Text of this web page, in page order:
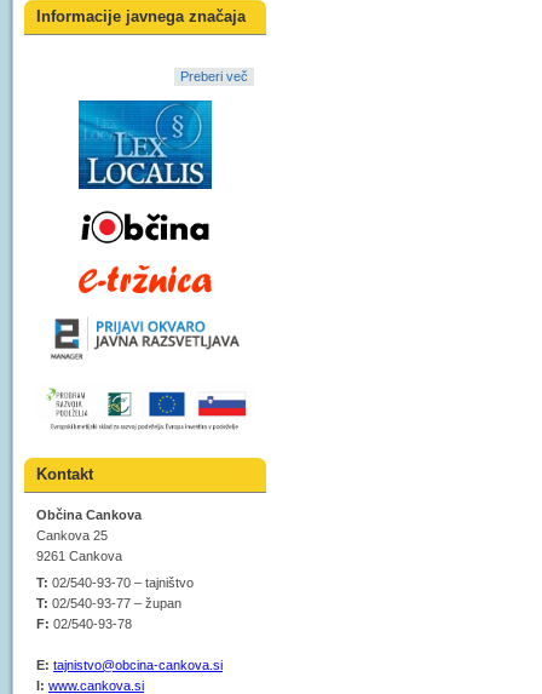
Informacije javnega značaja
Preberi več
Kontakt
Občina Cankova
Cankova 25
9261 Cankova
T: 02/540-93-70 – tajništvo
T: 02/540-93-77 – župan
F: 02/540-93-78
E: tajnistvo@obcina-cankova.si
I: www.cankova.si